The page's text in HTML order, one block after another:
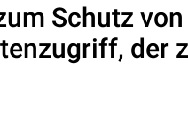
Schutz von
der